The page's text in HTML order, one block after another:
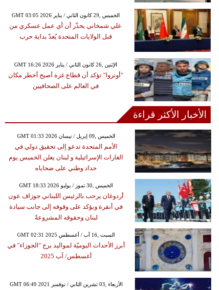
GMT 03:05 2026 الخميس ,29 كانون الثاني / يناير
علي شمخاني يحذّر أن أي عمل عسكري من
قبل الولايات المتحدة يُعدّ بداية حرب
GMT 16:26 2026 الإثنين ,26 كانون الثاني / يناير
"أونروا" تؤكد أن قطاع غزة أصبح أخطر مكان
في العالم على الصحافيين
الأخبار الأكثر قراءة
GMT 01:33 2026 الخميس ,09 إبريل / نيسان
الأمم المتحدة تدعو إلى تحقيق دولي في
الغارات الإسرائيلية و لبنان يعلن الخميس يوم
حداد وطني على ضحاياه
GMT 18:33 2026 الخميس ,30 تموز / يوليو
أردوغان يرحب بالرئيس اللبناني جوزاف عون
في أنقرة ويؤكد على وقوفه إلى جانب سيادة
لبنان وحقوقه المشروعةً
GMT 02:31 2025 السبت ,16 آب / أغسطس
أبرز الأحداث اليوميّة لمواليد برج "الجوزاء" في
أغسطس/ آب 2025
GMT 06:49 2021 الأربعاء ,03 تشرين الثاني / نوفمبر